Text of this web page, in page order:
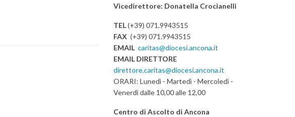
Vicedirettore: Donatella Crocianelli
TEL(+39) 071.9943515
FAX (+39) 071.9943515
EMAIL caritas@diocesi.ancona.it
EMAIL DIRETTORE
direttore.caritas@diocesi.ancona.it
ORARI: Lunedì - Martedì - Mercoledì -
Venerdì dalle 10,00 alle 12,00
Centro di Ascolto di Ancona